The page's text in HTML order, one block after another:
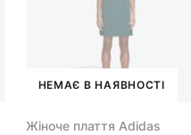
НЕМАЄ В НАЯВНОСТІ
Жіноче плаття Adidas